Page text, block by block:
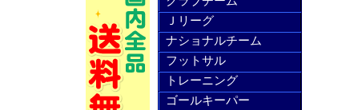
Ｊリーグ
ナショナルチーム
フットサル
トレーニング
ゴールキーパー